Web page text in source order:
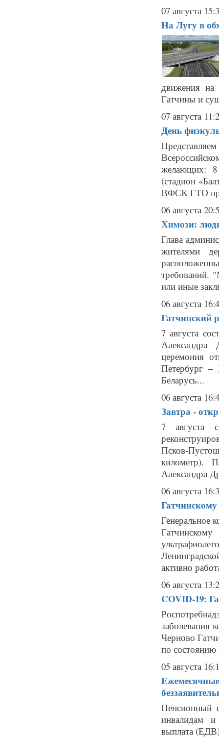
07 августа
На Лугу в
движения на
Гатчины и
07 августа
День
желающих:
(стадион
ВФСК ГТО
06 августа
Химози:
Глава
жителями
требований.
или иные
06 августа
Гатчинский
7 августа
церемония
Петербург
Беларусь...
06 августа
Завтра -
7 августа
Псков-
километр).
Александра
06 августа
Генеральное
активно
06 августа
COVID-19:
заболевания
Черново
по состоянию
05 августа
Пенсионный
инвалидам и
выплата